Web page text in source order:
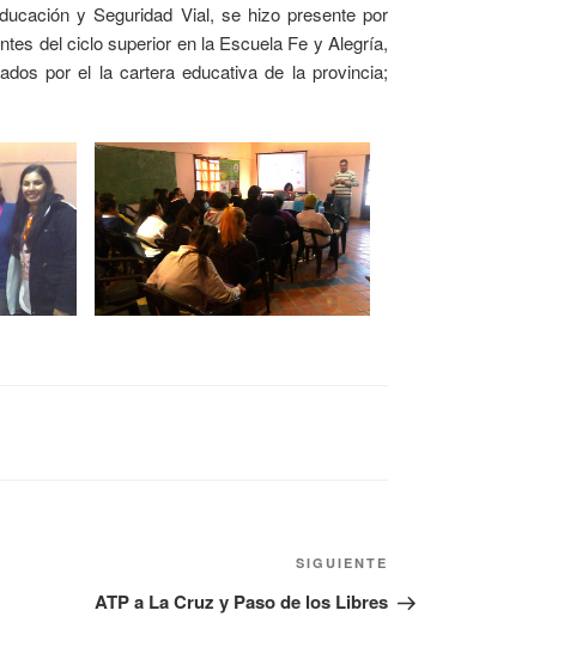
y Seguridad Vial, se hizo presente por
del ciclo superior en la Escuela Fe y Alegría,
por el la cartera educativa de la provincia;
SIGUIENTE
ATP a La Cruz y Paso de los Libres